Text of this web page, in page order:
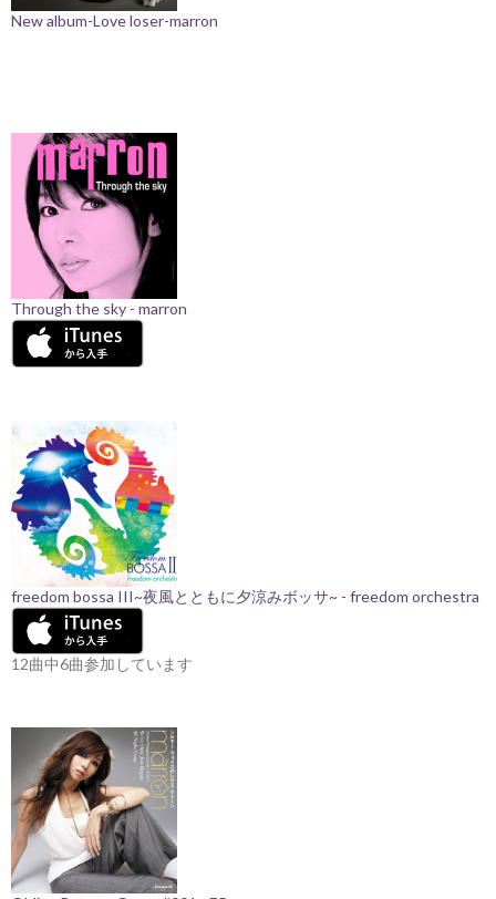
New album-Love loser-marron
Through the sky - marron
freedom bossa III~夜風とともに夕涼みボッサ~ - freedom orchestra
12曲中6曲参加しています